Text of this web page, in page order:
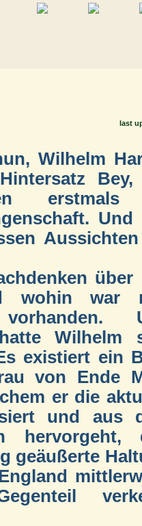
last
Wilhelm
Und
über
wohin war
Wilhelm
existiert ein
von Ende
er die
und aus
hervorgeht,
geäußerte